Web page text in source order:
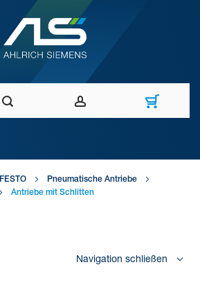
FESTO
Pneumatische Antriebe
Antriebe mit Schlitten
Navigation schließen